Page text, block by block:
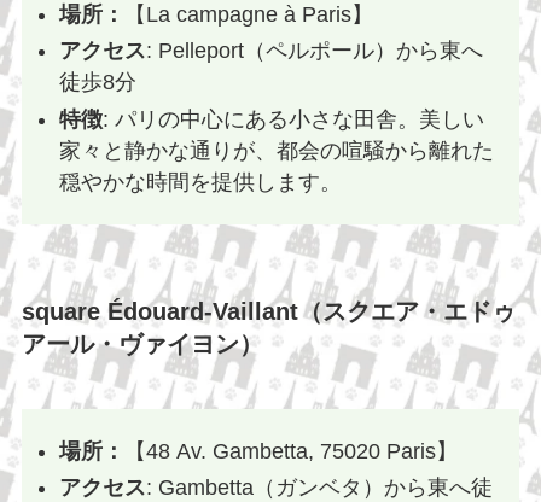
場所：
【La campagne à Paris】
アクセス: Pelleport（ペルポール）から東へ
徒歩8分
特徴: パリの中心にある小さな田舎。美しい
家々と静かな通りが、都会の喧騒から離れた
穏やかな時間を提供します。
square Édouard-Vaillant（スクエア・エドゥ
アール・ヴァイヨン）
場所：
【48 Av. Gambetta, 75020 Paris】
アクセス: Gambetta（ガンベタ）から東へ徒